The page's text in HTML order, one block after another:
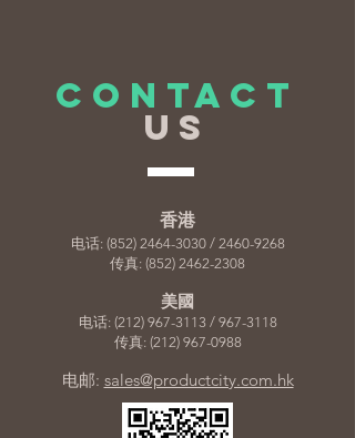
CONTACT
US
香港
电话: (852) 2464-3030/ 2460-9268
传真: (852) 2462-2308
美國
电话: (212) 967-3113 / 967-3118
传真: (212) 967-0988
电邮: sales@productcity.com.hk